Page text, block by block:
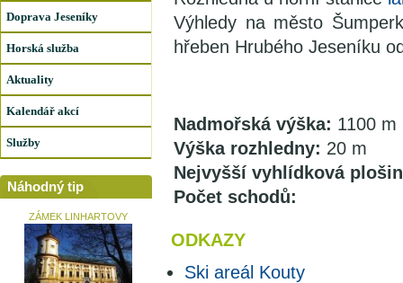
Doprava Jeseníky
Horská služba
Aktuality
Kalendář akcí
Služby
Náhodný tip
ZÁMEK LINHARTOVY
Výhledy na město
hřeben Hrubého Jeseníku
Nadmořská výška: 1100 m
Výška rozhledny: 20 m
Nejvyšší vyhlídková
Počet schodů:
ODKAZY
Ski areál Kouty